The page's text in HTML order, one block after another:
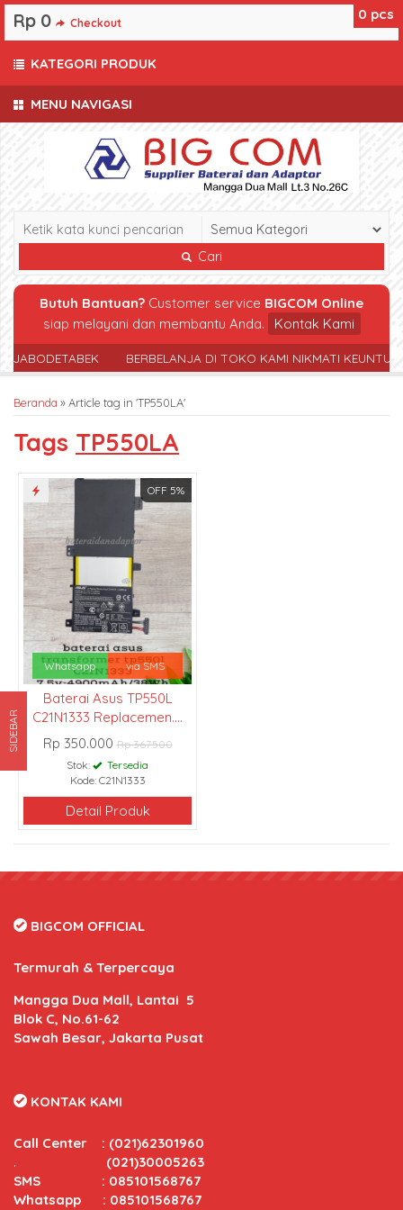
MENU NAVIGASI
Cari
Butuh Bantuan? Customer service BIGCOM Online
siap melayani dan membantu Anda.
Kontak Kami
JABODETABEK BERBELANJA DI TOKO KAMI NIKMATI
Beranda »Article tag in 'TP550LA'
Tags TP550LA
OFF 5%
Whatsapp via SMS
Baterai Asus TP550L
C21N1333 Replacemen....
Rp 350.000Rp 367.500
Stok:
Tersedia
Kode: C21N1333
Detail Produk
0 pcs
Rp 0 Checkout
KATEGORI PRODUK
SIDEBAR
BIGCOM OFFICIAL
Termurah & Terpercaya
Mangga Dua Mall, Lantai 5
Blok C, No.61-62
Sawah Besar, Jakarta Pusat
KONTAK KAMI
Call Center : (021)62301960
. (021)30005263
SMS : 085101568767
Whatsapp : 085101568767